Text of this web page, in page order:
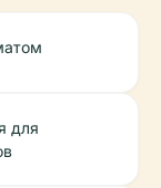
для